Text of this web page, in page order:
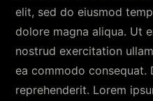
elit, sed do eiusmod
dolore magna aliqua. Ut
nostrud exercitation
ea commodo consequat.
reprehenderit. Lorem